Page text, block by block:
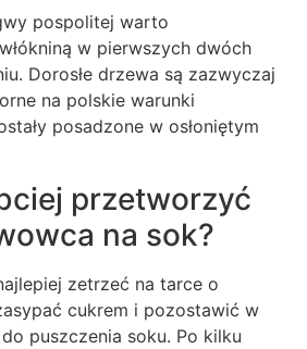
pospolitej warto
w pierwszych dwóch
Dorosłe drzewa są zazwyczaj
na polskie warunki
posadzone w osłoniętym
przetworzyć
na sok?
zetrzeć na tarce o
cukrem i pozostawić w
puszczenia soku. Po kilku